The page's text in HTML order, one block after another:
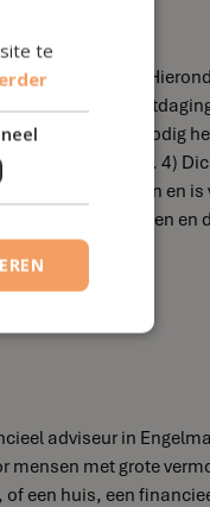
te hebben.
financiële
ondersteuning nodig
Engelmanshoven. 4)
van afspraken en
financiële vragen en
adviseur in
met grote
een huis, een
te